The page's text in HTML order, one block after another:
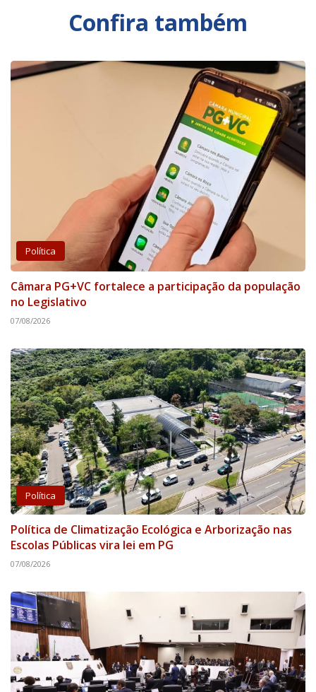
Confira também
Política
Câmara PG+VC fortalece a participação da população
no Legislativo
07/08/2026
Política
Política de Climatização Ecológica e Arborização nas
Escolas Públicas vira lei em PG
07/08/2026